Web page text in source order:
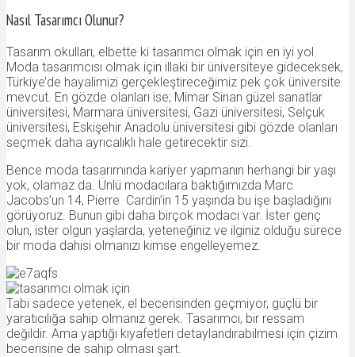
Nasıl Tasarımcı Olunur?
Tasarım okulları, elbette ki tasarımcı olmak için en iyi yol.
Moda tasarımcısı olmak için illaki bir üniversiteye gideceksek,
Türkiye’de hayalimizi gerçekleştireceğimiz pek çok üniversite
mevcut. En gözde olanları ise; Mimar Sinan güzel sanatlar
üniversitesi, Marmara üniversitesi, Gazi üniversitesi, Selçuk
üniversitesi, Eskişehir Anadolu üniversitesi gibi gözde olanları
seçmek daha ayrıcalıklı hale getirecektir sizi.
Bence moda tasarımında kariyer yapmanın herhangi bir yaşı
yok, olamaz da. Ünlü modacılara baktığımızda Marc
Jacobs’un 14, Pierre Cardin’in 15 yaşında bu işe başladığını
görüyoruz. Bunun gibi daha birçok modacı var. İster genç
olun, ister olgun yaşlarda, yeteneğiniz ve ilginiz olduğu sürece
bir moda dahisi olmanızı kimse engelleyemez.
Tabi sadece yetenek, el becerisinden geçmiyor, güçlü bir
yaratıcılığa sahip olmanız gerek. Tasarımcı, bir ressam
değildir. Ama yaptığı kıyafetleri detaylandırabilmesi için çizim
becerisine de sahip olması şart.